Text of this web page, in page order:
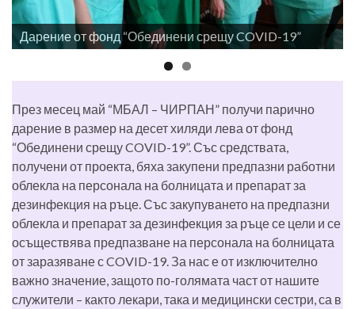
Дарение от фонд “Обединени срещу COVID-19”
През месец май “МБАЛ – ЧИРПАН” получи парично
дарение в размер на десет хиляди лева от фонд
“Обединени срещу COVID-19”. Със средствата,
получени от проекта, бяха закупени предпазни работни
облекла на персонала на болницата и препарат за
дезинфекция на ръце. Със закупуването на предпазни
облекла и препарат за дезинфекция за ръце се цели и се
осъществява предпазване на персонала на болницата
от заразяване с COVID-19. За нас е от изключително
важно значение, защото по-голямата част от нашите
служители – както лекари, така и медицински сестри, са в